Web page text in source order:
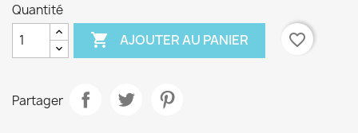
Quantité
 AJOUTER AU PANIER favorite_border
Partager